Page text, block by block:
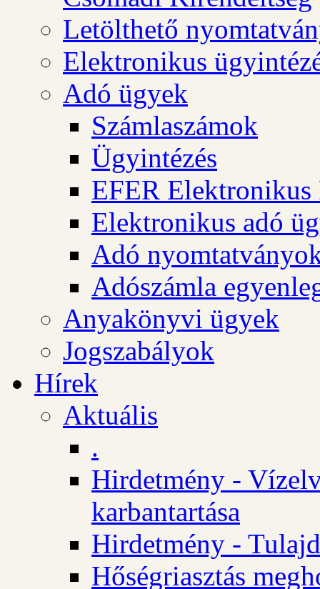
Letölthető
Elektronikus
Adó ügyek
Számlaszámok
Ügyintézés
EFER Elektronikus
Elektronikus adó
Adó
Adószámla
Anyakönyvi ügyek
Jogszabályok
Hírek
Aktuális
.
Hirdetmény -
karbantartása
Hirdetmény -
Hőségriasztás